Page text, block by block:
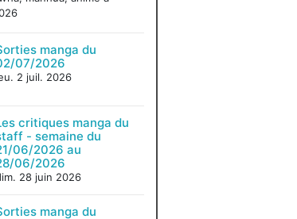
manga du
07/2026
2 juil. 2026
critiques manga du
- semaine du
06/2026 au
06/2026
28 juin 2026
manga du